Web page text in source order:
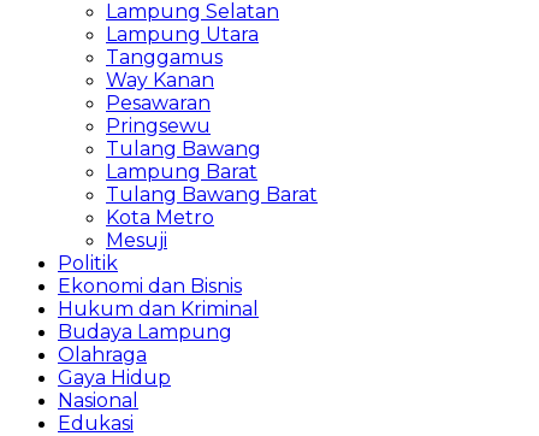
Lampung Selatan
Lampung Utara
Tanggamus
Way Kanan
Pesawaran
Pringsewu
Tulang Bawang
Lampung Barat
Tulang Bawang Barat
Kota Metro
Mesuji
Politik
Ekonomi dan Bisnis
Hukum dan Kriminal
Budaya Lampung
Olahraga
Gaya Hidup
Nasional
Edukasi